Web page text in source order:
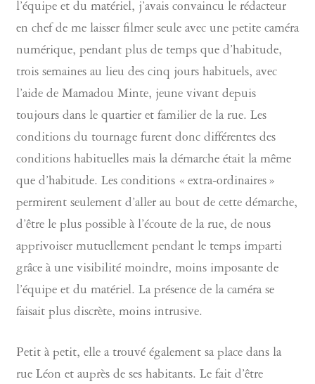
l’équipe et du matériel, j’avais convaincu le rédacteur
en chef de me laisser filmer seule avec une petite caméra
numérique, pendant plus de temps que d’habitude,
trois semaines au lieu des cinq jours habituels, avec
l’aide de Mamadou Minte, jeune vivant depuis
toujours dans le quartier et familier de la rue. Les
conditions du tournage furent donc différentes des
conditions habituelles mais la démarche était la même
que d’habitude. Les conditions « extra-ordinaires »
permirent seulement d’aller au bout de cette démarche,
d’être le plus possible à l’écoute de la rue, de nous
apprivoiser mutuellement pendant le temps imparti
grâce à une visibilité moindre, moins imposante de
l’équipe et du matériel. La présence de la caméra se
faisait plus discrète, moins intrusive.
Petit à petit, elle a trouvé également sa place dans la
rue Léon et auprès de ses habitants. Le fait d’être